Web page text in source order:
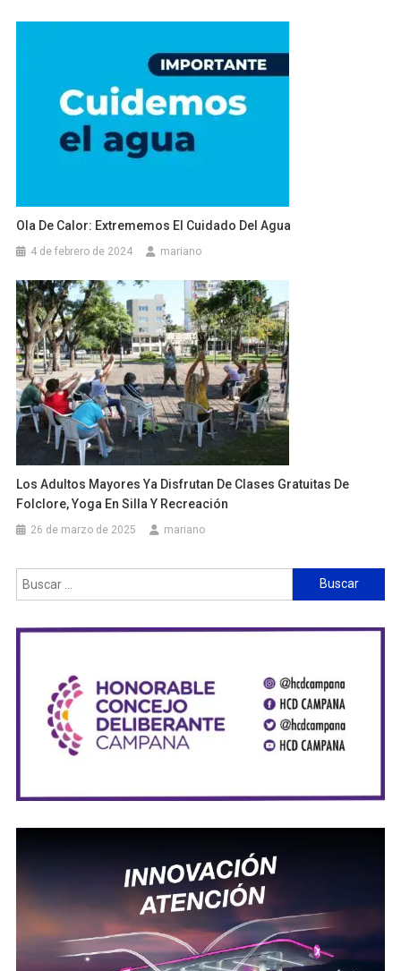
Ola De Calor: Extrememos El Cuidado Del Agua
4 de febrero de 2024 mariano
Los Adultos Mayores Ya Disfrutan De Clases Gratuitas De
Folclore, Yoga En Silla Y Recreación
26 de marzo de 2025 mariano
Buscar: